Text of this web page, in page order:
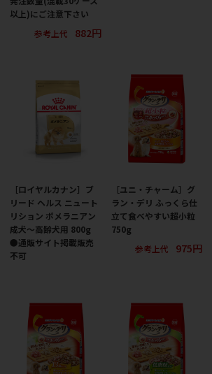
以上)にご注意下さい
参考上代
882円
［ロイヤルカナン］ブ
リード ヘルス ニュート
リション ポメラニアン
成犬～高齢犬用 800g
●通販サイト掲載販売
不可
［ユニ・チャーム］グ
ラン・デリ ふっくら仕
立て食べやすい超小粒
750g
参考上代
975円